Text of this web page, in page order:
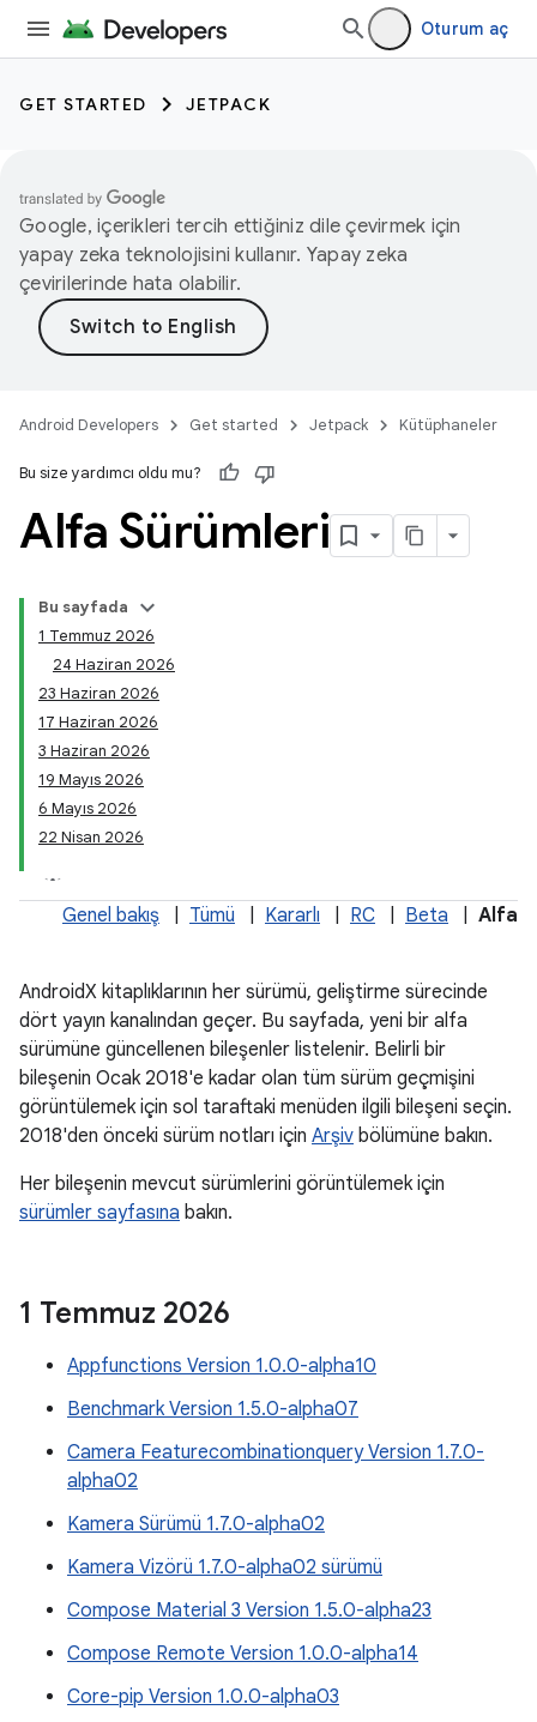
Oturum aç
GET STARTED JETPACK
Google, içerikleri tercih ettiğiniz dile çevirmek için
yapay zeka teknolojisini kullanır. Yapay zeka
çevirilerinde hata olabilir.
Android Developers Get started Jetpack Kütüphaneler
Bu size yardımcı oldu mu?
Alfa Sürümleri
Bu sayfada
1 Temmuz 2026
24 Haziran 2026
23 Haziran 2026
17 Haziran 2026
3 Haziran 2026
19 Mayıs 2026
6 Mayıs 2026
22 Nisan 2026
Genel bakış Tümü Kararlı RC Beta Alfa
AndroidX kitaplıklarının her sürümü, geliştirme sürecinde
dört yayın kanalından geçer. Bu sayfada, yeni bir alfa
sürümüne güncellenen bileşenler listelenir. Belirli bir
bileşenin Ocak 2018'e kadar olan tüm sürüm geçmişini
görüntülemek için sol taraftaki menüden ilgili bileşeni seçin.
2018'den önceki sürüm notları için Arşiv bölümüne bakın.
Her bileşenin mevcut sürümlerini görüntülemek için
sürümler sayfasına bakın.
1 Temmuz 2026
Appfunctions Version 1.0.0-alpha10
Benchmark Version 1.5.0-alpha07
Camera Featurecombinationquery Version 1.7.0-
alpha02
Kamera Sürümü 1.7.0-alpha02
Kamera Vizörü 1.7.0-alpha02 sürümü
Compose Material 3 Version 1.5.0-alpha23
Compose Remote Version 1.0.0-alpha14
Core-pip Version 1.0.0-alpha03